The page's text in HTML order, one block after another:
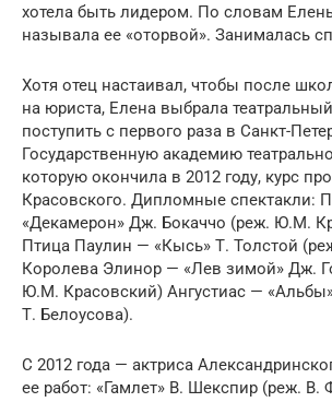
хотела быть лидером. По словам
называла ее «оторвой». Занималась
Хотя отец настаивал, чтобы после
на юриста, Елена выбрала
поступить с первого раза в Санкт-
Государственную академию
которую окончила в 2012 году, курс
Красовского. Дипломные спектакли:
«Декамерон» Дж. Бокаччо (реж. Ю.М.
Птица Паулин — «Кысь» Т. Толстой
Королева Элинор — «Лев зимой» Дж.
Ю.М. Красовский) Ангустиас —
Т. Белоусова).
С 2012 года — актриса
ее работ: «Гамлет» В. Шекспир (реж.